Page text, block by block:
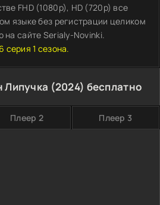
FHD (1080p), HD (720p) все
языке без регистрации целиком
на сайте Serialy-Novinki.
серия 1 сезона.
(2024) бесплатно
Плеер 2 Плеер 3